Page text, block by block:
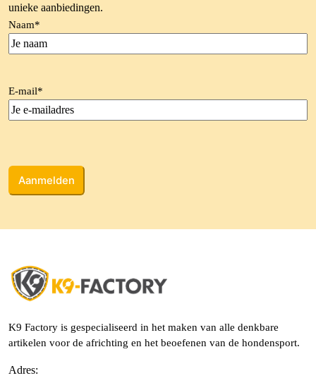
unieke aanbiedingen.
Naam*
E-mail*
K9 Factory is gespecialiseerd in het maken van alle denkbare
artikelen voor de africhting en het beoefenen van de hondensport.
Adres: